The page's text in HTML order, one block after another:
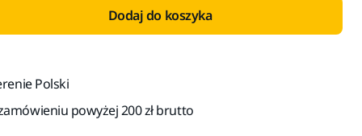
Dodaj do koszyka
Polski
powyżej 200 zł brutto